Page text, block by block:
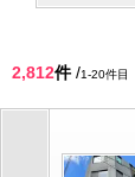
2,812件/1-20件目